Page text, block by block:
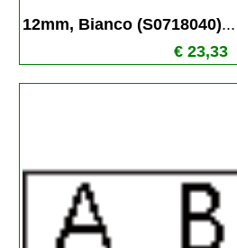
12mm, Bianco (S0718040)...
€ 23,33